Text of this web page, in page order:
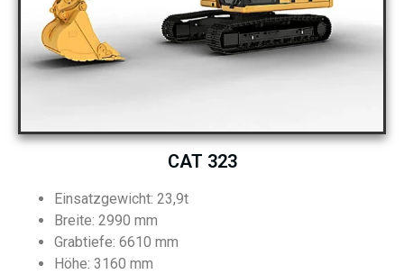
CAT 323
Einsatzgewicht: 23,9t
Breite: 2990 mm
Grabtiefe: 6610 mm
Höhe: 3160 mm